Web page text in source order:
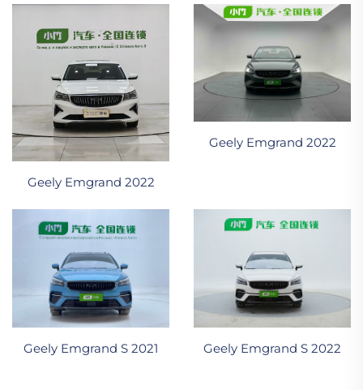
Geely Emgrand 2022
Geely Emgrand 2022
Geely Emgrand S 2021 Geely Emgrand S 2022